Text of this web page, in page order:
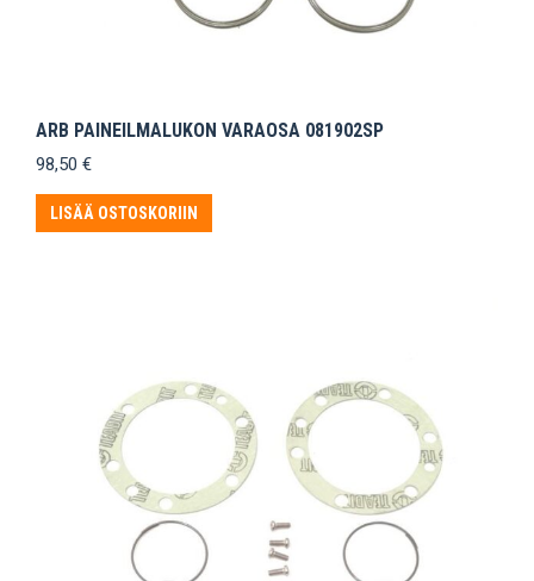
ARB PAINEILMALUKON VARAOSA 081902SP
98,50 €
LISÄÄ OSTOSKORIIN